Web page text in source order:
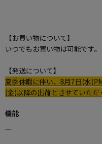
【お買い物について】
いつでもお買い物は可能です。
【発送について】
夏季休暇に伴い、8月7日(水
(金)以降の出荷とさせていただ
機能
―